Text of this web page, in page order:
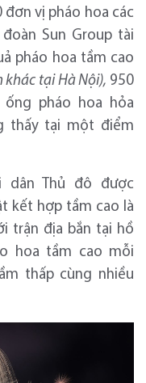
vị pháo hoa các
Sun Group tài
pháo hoa tầm cao
khác tại Hà Nội), 950
ống pháo hoa hỏa
thấy tại một điểm
dân Thủ đô được
kết hợp tầm cao là
trận địa bắn tại hồ
hoa tầm cao mỗi
thấp cùng nhiều